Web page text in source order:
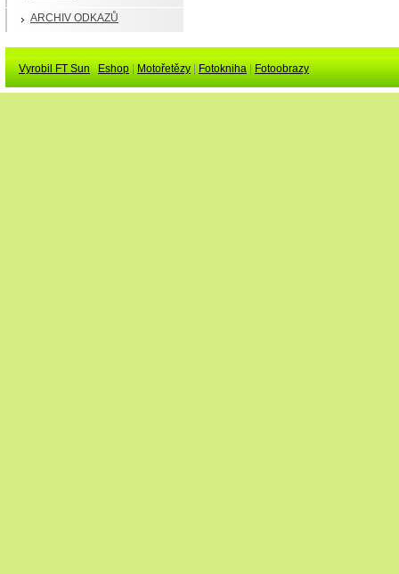
ARCHIV ODKAZŮ
Vyrobil FT Sun Eshop Motořetězy Fotokniha Fotoobrazy